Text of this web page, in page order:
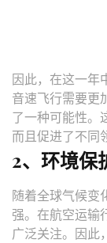
因此，在这一年
音速飞行需要更
了一种可能性。
而且促进了不同
2、环境保
随着全球气候变
强。在航空运输
广泛关注。因此